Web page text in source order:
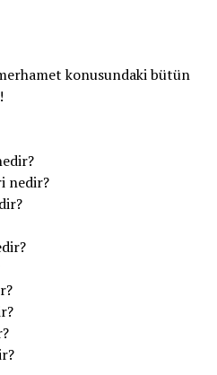
konusundaki bütün
nedir?